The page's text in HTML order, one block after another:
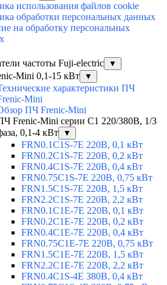
использования файлов cookie
обработки персональных данных
на обработку персональных
частоты Fuji-electric ▼
Mini 0,1-15 кВт ▼
характеристики ПЧ
Mini
ПЧ Frenic-Mini
Frenic-Mini серии C1 220/380В, 1/3
0,1-4 кВт
▼
FRN0.1C1S-7E 220В, 0,1 кВт
FRN0.2C1S-7E 220В, 0,2 кВт
FRN0.4C1S-7E 220В, 0,4 кВт
FRN0.75C1S-7E 220В, 0,75 кВт
FRN1.5C1S-7E 220В, 1,5 кВт
FRN2.2C1S-7E 220В, 2,2 кВт
FRN0.1C1E-7E 220В, 0,1 кВт
FRN0.2C1E-7E 220В, 0,2 кВт
FRN0.4C1E-7E 220В, 0,4 кВт
FRN0.75C1E-7E 220В, 0,75 кВт
FRN1.5C1E-7E 220В, 1,5 кВт
FRN2.2C1E-7E 220В, 2,2 кВт
FRN0.4C1S-4E 380В, 0,4 кВт